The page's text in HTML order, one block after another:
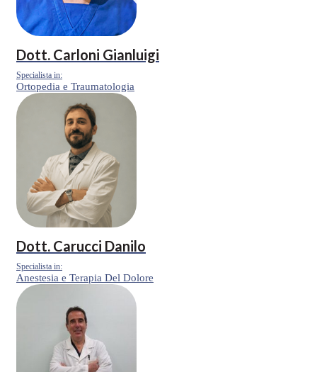
Dott. Carloni Gianluigi
Specialista in:
Ortopedia e Traumatologia
Dott. Carucci Danilo
Specialista in:
Anestesia e Terapia Del Dolore